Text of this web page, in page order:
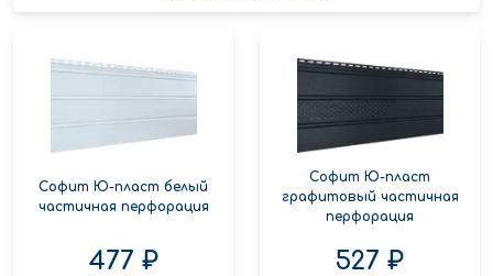
Софит Ю-пласт белый
частичная перфорация
477 ₽
Софит Ю-пласт
графитовый частичная
перфорация
527 ₽